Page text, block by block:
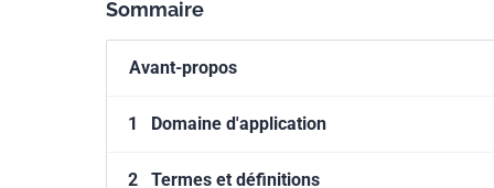
Sommaire
Avant-propos
1 Domaine d'application
2 Termes et définitions